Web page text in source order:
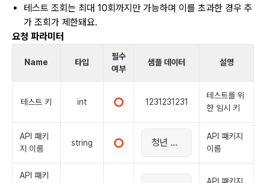
테스트 조회는 최대 10회까지만 가능하며 이를 초과한 경우 추
가 조회가 제한돼요.
요청 파라미터
Name 타입
필수
여부
샘플 데이터 설명
테스트 키 int 1231231231
테스트를 위
한 임시 키
API 패키
지 이름
string
API 패키지
이름
API 패키